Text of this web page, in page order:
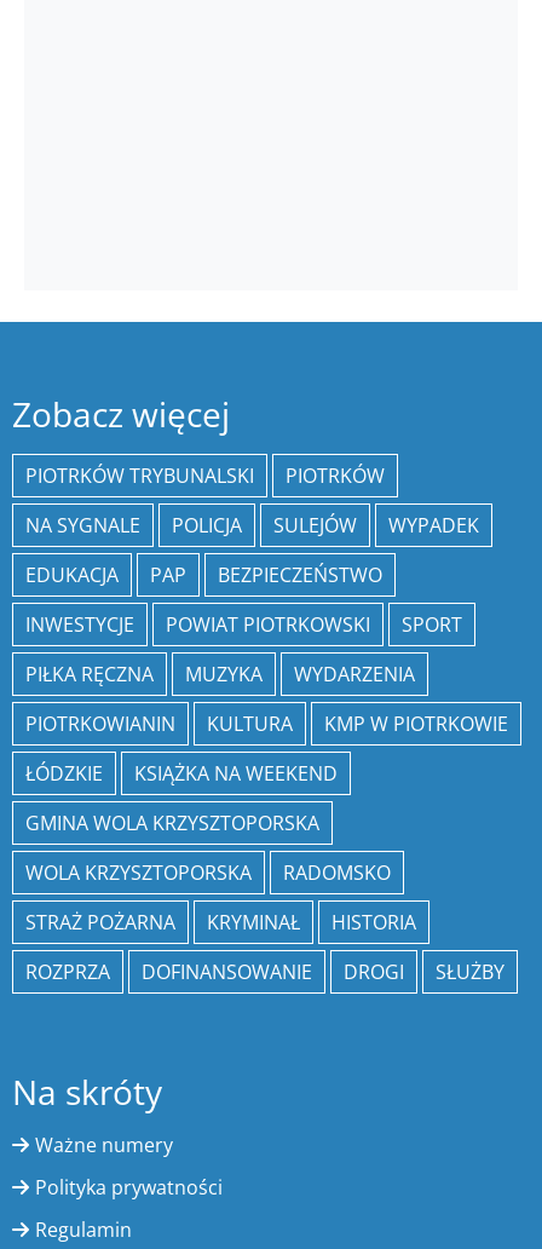
Zobacz więcej
PIOTRKÓW TRYBUNALSKI
PIOTRKÓW
NA SYGNALE
POLICJA SULEJÓW
WYPADEK
EDUKACJA
PAP
BEZPIECZEŃSTWO
INWESTYCJE
POWIAT PIOTRKOWSKI
SPORT
PIŁKA RĘCZNA
MUZYKA
WYDARZENIA
PIOTRKOWIANIN
KULTURA
KMP W PIOTRKOWIE
ŁÓDZKIE
KSIĄŻKA NA WEEKEND
GMINA WOLA KRZYSZTOPORSKA
WOLA KRZYSZTOPORSKA
RADOMSKO
STRAŻ POŻARNA
KRYMINAŁ
HISTORIA
ROZPRZA
DOFINANSOWANIE DROGI SŁUŻBY
Na skróty
Ważne numery
Polityka prywatności
Regulamin